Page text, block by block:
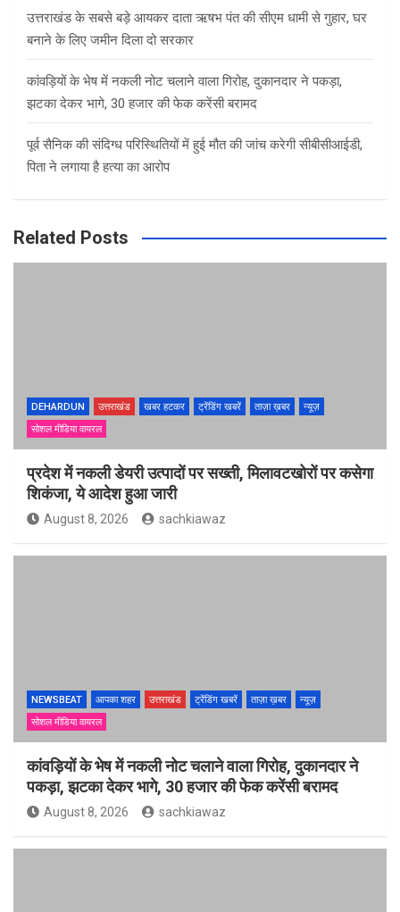
उत्तराखंड के सबसे बड़े आयकर दाता ऋषभ पंत की सीएम धामी से गुहार, घर
बनाने के लिए जमीन दिला दो सरकार
कांवड़ियों के भेष में नकली नोट चलाने वाला गिरोह, दुकानदार ने पकड़ा,
झटका देकर भागे, 30 हजार की फेक करेंसी बरामद
पूर्व सैनिक की संदिग्ध परिस्थितियों में हुई मौत की जांच करेगी सीबीसीआईडी,
पिता ने लगाया है हत्या का आरोप
Related Posts
DEHARDUN उत्तराखंड खबर हटकर ट्रेंडिंग खबरें ताज़ा ख़बर
न्यूज़
सोशल मीडिया वायरल
प्रदेश में नकली डेयरी उत्पादों पर सख्ती, मिलावटखोरों पर कसेगा
शिकंजा, ये आदेश हुआ जारी
August 8, 2026 sachkiawaz
NEWSBEAT आपका शहर उत्तराखंड ट्रेंडिंग खबरें ताज़ा ख़बर
न्यूज़
सोशल मीडिया वायरल
कांवड़ियों के भेष में नकली नोट चलाने वाला गिरोह, दुकानदार ने
पकड़ा, झटका देकर भागे, 30 हजार की फेक करेंसी बरामद
August 8, 2026 sachkiawaz